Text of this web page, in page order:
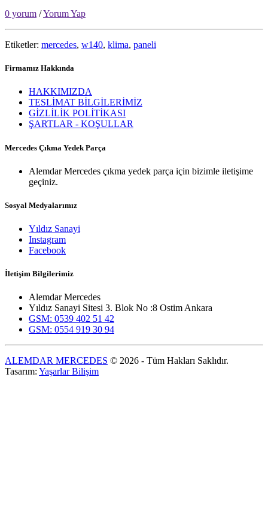
0 yorum /Yorum Yap
Etiketler: mercedes, w140, klima, paneli
Firmamız Hakkında
HAKKIMIZDA
TESLİMAT BİLGİLERİMİZ
GİZLİLİK POLİTİKASI
ŞARTLAR - KOŞULLAR
Mercedes Çıkma Yedek Parça
Alemdar Mercedes çıkma yedek parça için bizimle iletişime
geçiniz.
Sosyal Medyalarımız
Yıldız Sanayi
Instagram
Facebook
İletişim Bilgilerimiz
Alemdar Mercedes
Yıldız Sanayi Sitesi 3. Blok No :8 Ostim Ankara
GSM: 0539 402 51 42
GSM: 0554 919 30 94
ALEMDAR MERCEDES © 2026 - Tüm Hakları Saklıdır.
Tasarım: Yaşarlar Bilişim